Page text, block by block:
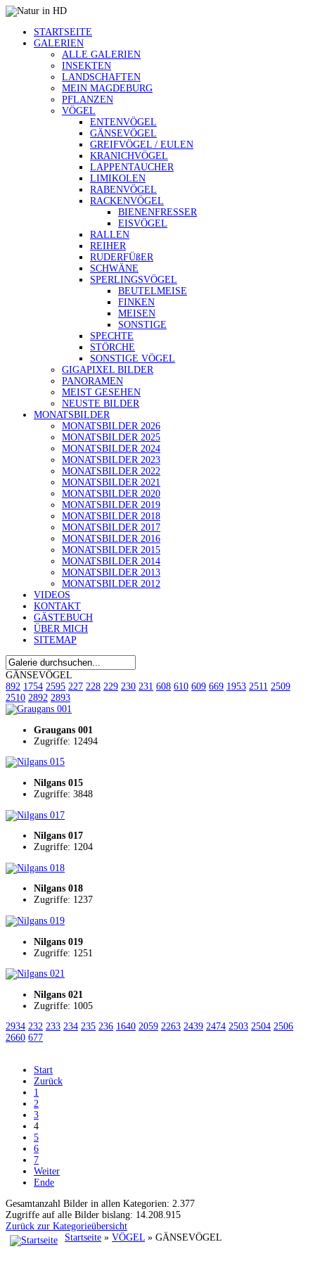
STARTSEITE
GALERIEN
ALLE GALERIEN
INSEKTEN
LANDSCHAFTEN
MEIN MAGDEBURG
PFLANZEN
VÖGEL
ENTENVÖGEL
GÄNSEVÖGEL
GREIFVÖGEL / EULEN
KRANICHVÖGEL
LAPPENTAUCHER
LIMIKOLEN
RABENVÖGEL
RACKENVÖGEL
BIENENFRESSER
EISVÖGEL
RALLEN
REIHER
RUDERFÜßER
SCHWÄNE
SPERLINGSVÖGEL
BEUTELMEISE
FINKEN
MEISEN
SONSTIGE
SPECHTE
STÖRCHE
SONSTIGE VÖGEL
GIGAPIXEL BILDER
PANORAMEN
MEIST GESEHEN
NEUSTE BILDER
MONATSBILDER
MONATSBILDER 2026
MONATSBILDER 2025
MONATSBILDER 2024
MONATSBILDER 2023
MONATSBILDER 2022
MONATSBILDER 2021
MONATSBILDER 2020
MONATSBILDER 2019
MONATSBILDER 2018
MONATSBILDER 2017
MONATSBILDER 2016
MONATSBILDER 2015
MONATSBILDER 2014
MONATSBILDER 2013
MONATSBILDER 2012
VIDEOS
KONTAKT
GÄSTEBUCH
ÜBER MICH
SITEMAP
GÄNSEVÖGEL
892 1754 2595 227 228 229 230 231 608 610 609 669 1953 2511 2509
2510 2892 2893
Graugans 001
Zugriffe: 12494
Nilgans 015
Zugriffe: 3848
Nilgans 017
Zugriffe: 1204
Nilgans 018
Zugriffe: 1237
Nilgans 019
Zugriffe: 1251
Nilgans 021
Zugriffe: 1005
2934 232 233 234 235 236 1640 2059 2263 2439 2474 2503 2504 2506
2660 677
Start
Zurück
1
2
3
4
5
6
7
Weiter
Ende
Gesamtanzahl Bilder in allen Kategorien: 2.377
Zugriffe auf alle Bilder bislang: 14.208.915
Zurück zur Kategorieübersicht
Startseite » VÖGEL » GÄNSEVÖGEL